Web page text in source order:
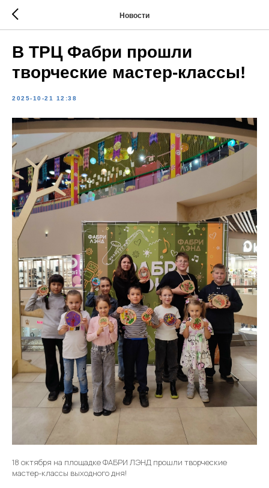
Новости
В ТРЦ Фабри прошли
творческие мастер-классы!
2025-10-21 12:38
18 октября на площадке ФАБРИ ЛЭНД прошли творческие
мастер-классы выходного дня!